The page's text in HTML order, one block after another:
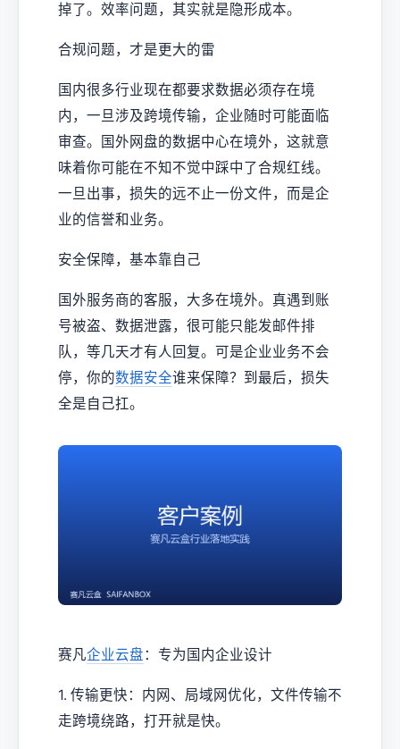
掉了。效率问题，其实就是隐形成本。
合规问题，才是更大的雷
国内很多行业现在都要求数据必须存在境
内，一旦涉及跨境传输，企业随时可能面临
审查。国外网盘的数据中心在境外，这就意
味着你可能在不知不觉中踩中了合规红线。
一旦出事，损失的远不止一份文件，而是企
业的信誉和业务。
安全保障，基本靠自己
国外服务商的客服，大多在境外。真遇到账
号被盗、数据泄露，很可能只能发邮件排
队，等几天才有人回复。可是企业业务不会
停，你的数据安全谁来保障？到最后，损失
全是自己扛。
赛凡企业云盘：专为国内企业设计
1. 传输更快：内网、局域网优化，文件传输不
走跨境绕路，打开就是快。